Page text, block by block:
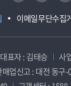
이메일무단수집
대표자 : 김태승
사
업신고 : 대전 동구-